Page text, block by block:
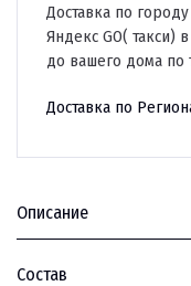
Доставка по
Яндекс GO( такси)
до вашего дома по
Доставка по
Описание
Состав